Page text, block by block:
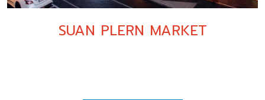
SUAN PLERN MARKET